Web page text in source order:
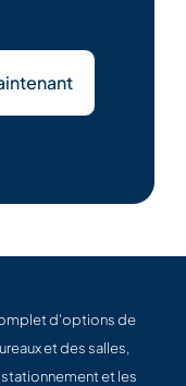
d'options de
et des salles,
et les